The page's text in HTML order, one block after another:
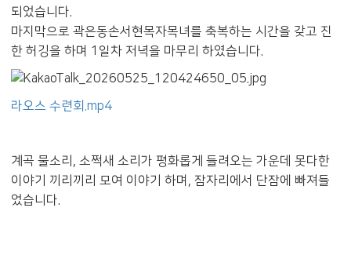
되었습니다.
마지막으로 곽은동손서현목자목녀를 축복하는 시간을 갖고 진
한 허깅을 하며 1일차 저녁을 마무리 하였습니다.
라오스 수련회.mp4
계곡 물소리, 소쩍새 소리가 평화롭게 들려오는 가운데 못다한
이야기 끼리끼리 모여 이야기 하며, 잠자리에서 단잠에 빠져들
었습니다.